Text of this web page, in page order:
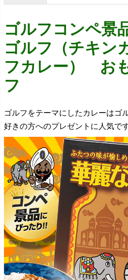
ゴルフコンペ景
ゴルフ（チキン
フカレー） お
フ
ゴルフをテーマにしたカレーはゴ
好きの方へのプレゼントに人気で